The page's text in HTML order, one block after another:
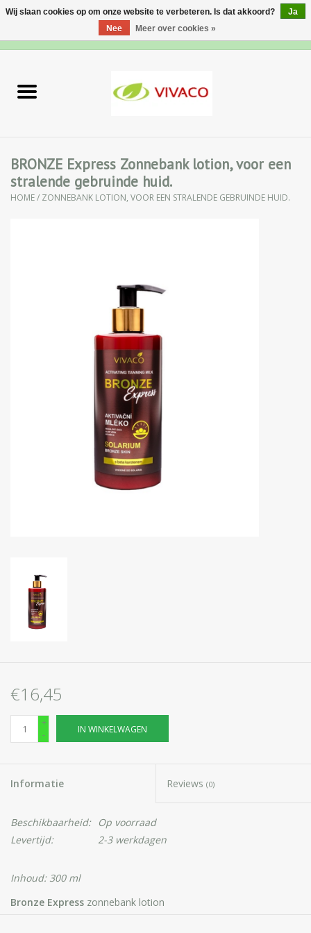
Lichaamsverzorging
BRONZE Express Zonnebank lotion, voor een
stralende gebruinde huid.
HOME/ ZONNEBANK LOTION, VOOR EEN STRALENDE GEBRUINDE HUID.
€16,45
+
-
IN WINKELWAGEN
Informatie Reviews (0)
Beschikbaarheid:
Op voorraad
Levertijd:
2-3 werkdagen
Inhoud: 300 ml
Bronze Express zonnebank lotion
Wij slaan cookies op om onze website te verbeteren. Is dat akkoord?
Ja
Nee
Meer over cookies »